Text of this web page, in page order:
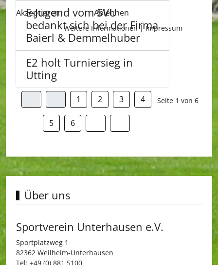
E-Jugend vom SVU
bedankt sich bei der Firma
Baierl & Demmelhuber
E2 holt Turniersieg in
Utting
Seite 1 von 6
1 2 3 4
5 6
Über uns
Sportverein Unterhausen e.V.
Sportplatzweg 1
82362 Weilheim-Unterhausen
Tel: +49 (0) 881 5100
Akzeptieren Ablehnen
Weitere Informationen|Impressum